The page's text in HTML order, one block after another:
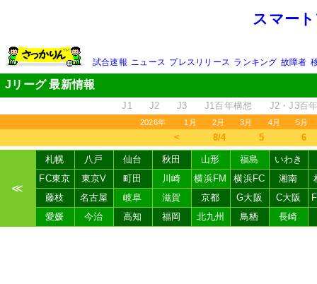
スマー
試合速報 ニュース プレスリリース ランキング 故障者
Jリーグ 最新情報
J1 J2 J3 J1百年構想 J2・J3百
2026年 1月 2月 3月 4月 5月
＜ 8/4 5 6
≪
札幌 八戸 仙台 秋田 山形 福島
いわき
FC東京
東京V 町田 川崎 横浜FM 横浜FC 湘南
藤枝
名古屋 岐阜 滋賀 京都 G大阪 C大阪
愛媛
今治 高知 福岡 北九州 鳥栖 長崎